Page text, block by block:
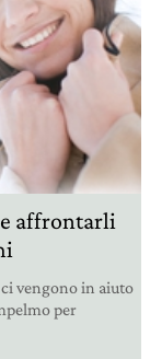
affrontarli
vengono in aiuto
per